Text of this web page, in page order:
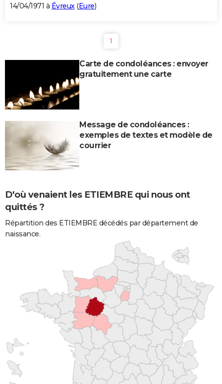
14/04/1971 à Évreux(Eure)
1
Carte de condoléances : envoyer
gratuitement une carte
Message de condoléances :
exemples de textes et modèle de
courrier
D'où venaient les ETIEMBRE qui nous ont
quittés ?
Répartition des ETIEMBRE décédés par département de
naissance.